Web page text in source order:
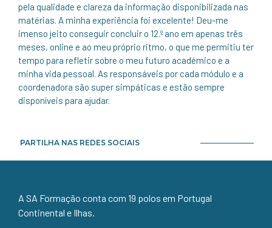
pela qualidade e clareza da informação disponibilizada nas
matérias. A minha experiência foi excelente! Deu-me
imenso jeito conseguir concluir o 12.º ano em apenas três
meses, online e ao meu próprio ritmo, o que me permitiu ter
tempo para refletir sobre o meu futuro académico e a
minha vida pessoal. As responsáveis por cada módulo e a
coordenadora são super simpáticas e estão sempre
disponíveis para ajudar.
PARTILHA NAS REDES SOCIAIS
A SA Formação conta com 19 polos em Portugal
Continental e Ilhas.